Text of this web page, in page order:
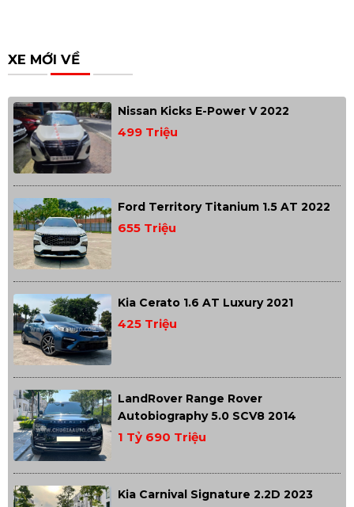
XE MỚI VỀ
Nissan Kicks E-Power V 2022
499 Triệu
Ford Territory Titanium 1.5 AT 2022
655 Triệu
Kia Cerato 1.6 AT Luxury 2021
425 Triệu
LandRover Range Rover
Autobiography 5.0 SCV8 2014
1 Tỷ 690 Triệu
Kia Carnival Signature 2.2D 2023